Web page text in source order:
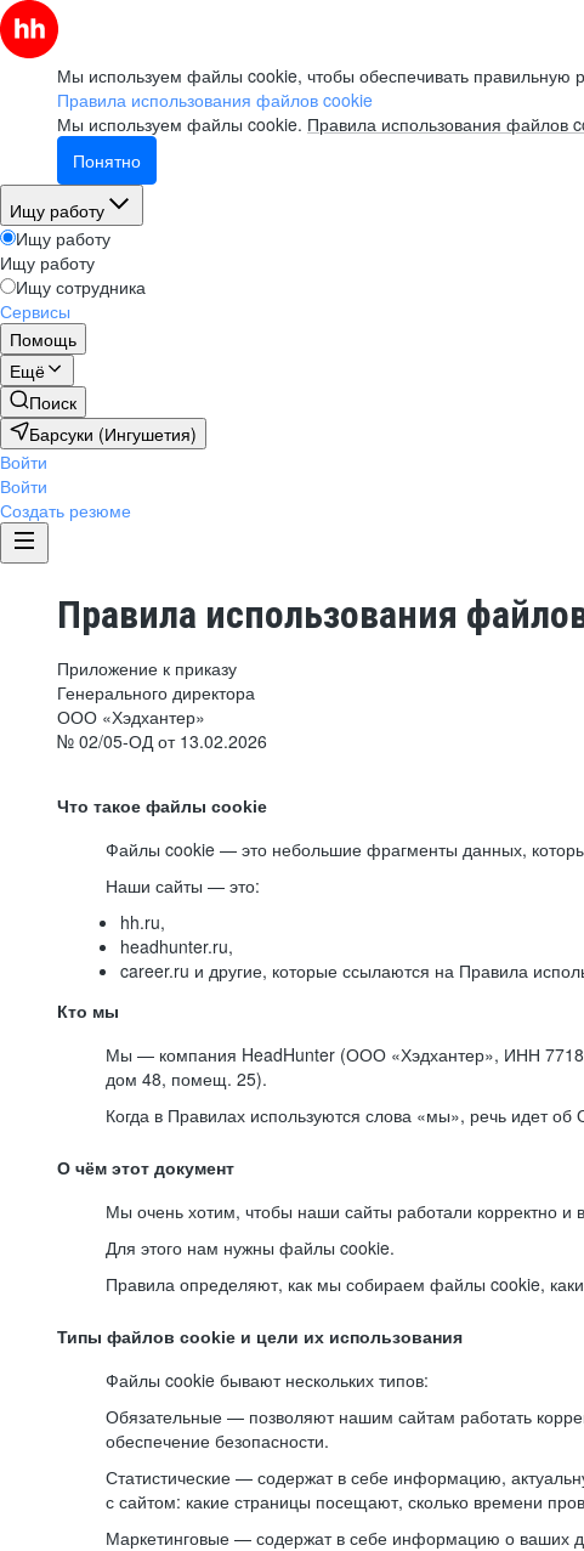
Мы используем файлы cookie, чтобы обеспечивать правильную
Правила использования файлов cookie
Мы используем файлы cookie. Правила использования файлов
Понятно
Ищу работу
Ищу работу
Ищу работу
Ищу сотрудника
Сервисы
Помощь
Ещё
Поиск
Барсуки (Ингушетия)
Войти
Войти
Создать резюме
Правила использования
Приложение к приказу
Генерального директора
ООО «Хэдхантер»
№ 02/05-ОД от 13.02.2026
Что такое файлы cookie
Файлы cookie — это небольшие фрагменты данных,
Наши сайты — это:
hh.ru,
headhunter.ru,
career.ru и другие, которые ссылаются на Правила
Кто мы
Мы — компания HeadHunter (ООО «Хэдхантер», ИНН
дом 48, помещ. 25).
Когда в Правилах используются слова «мы», речь идет
О чём этот документ
Мы очень хотим, чтобы наши сайты работали корректно
Для этого нам нужны файлы cookie.
Правила определяют, как мы собираем файлы cookie,
Типы файлов cookie и цели их использования
Файлы cookie бывают нескольких типов:
Обязательные — позволяют нашим сайтам работать
обеспечение безопасности.
Статистические — содержат в себе информацию,
с сайтом: какие страницы посещают, сколько времени
Маркетинговые — содержат в себе информацию о ваших